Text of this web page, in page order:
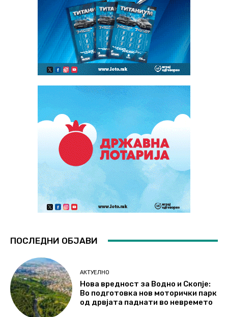
ПОСЛЕДНИ ОБЈАВИ
АКТУЕЛНО
Нова вредност за Водно и Скопје:
Во подготовка нов моторички парк
од дрвјата паднати во невремето